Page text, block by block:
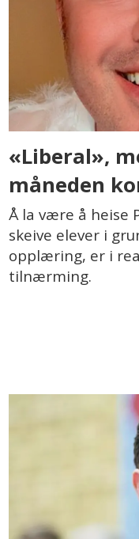
«Liberal»,
måneden
Å la være å heise
skeive elever i
opplæring, er i
tilnærming.